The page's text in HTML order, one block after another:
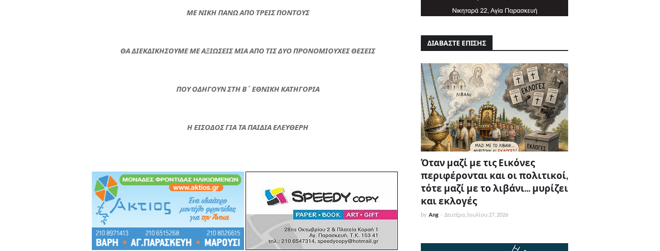
ΜΕ ΝΙΚΗ ΠΑΝΩ ΑΠΟ ΤΡΕΙΣ ΠΟΝΤΟΥΣ
ΘΑ ΔΙΕΚΔΙΚΗΣΟΥΜΕ ΜΕ ΑΞΙΩΣΕΙΣ ΜΙΑ ΑΠΟ ΤΙΣ ΔΥΟ ΠΡΟΝΟΜΙΟΥΧΕΣ ΘΕΣΕΙΣ
ΠΟΥ ΟΔΗΓΟΥΝ ΣΤΗ Β΄ ΕΘΝΙΚΗ ΚΑΤΗΓΟΡΙΑ
Η ΕΙΣΟΔΟΣ ΓΙΑ ΤΑ ΠΑΙΔΙΑ ΕΛΕΥΘΕΡΗ
ΔΙΑΒΑΣΤΕ ΕΠΙΣΗΣ
Όταν μαζί με τις Εικόνες
περιφέρονται και οι πολιτικοί,
τότε μαζί με το λιβάνι... μυρίζει
και εκλογές
by Ang - Δευτέρα, Ιουλίου 27, 2026